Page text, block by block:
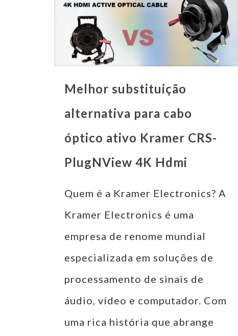
Melhor substituição
alternativa para cabo
óptico ativo Kramer CRS-
PlugNView 4K Hdmi
Quem é a Kramer Electronics? A
Kramer Electronics é uma
empresa de renome mundial
especializada em soluções de
processamento de sinais de
áudio, vídeo e computador. Com
uma rica história que abrange